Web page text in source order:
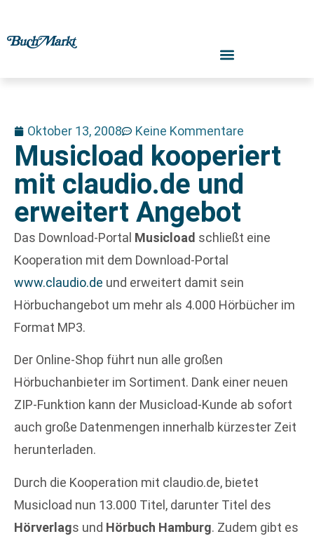
Oktober 13, 2008 Keine Kommentare
Musicload kooperiert
mit claudio.de und
erweitert Angebot
Das Download-Portal Musicload schließt eine
Kooperation mit dem Download-Portal
www.claudio.de und erweitert damit sein
Hörbuchangebot um mehr als 4.000 Hörbücher im
Format MP3.
Der Online-Shop führt nun alle großen
Hörbuchanbieter im Sortiment. Dank einer neuen
ZIP-Funktion kann der Musicload-Kunde ab sofort
auch große Datenmengen innerhalb kürzester Zeit
herunterladen.
Durch die Kooperation mit claudio.de, bietet
Musicload nun 13.000 Titel, darunter Titel des
Hörverlags und Hörbuch Hamburg. Zudem gibt es